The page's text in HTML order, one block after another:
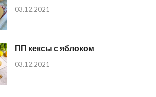
03.12.2021
ПП кексы с яблоком
03.12.2021